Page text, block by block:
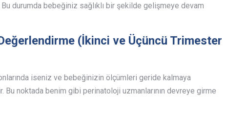
Bu durumda bebeğiniz sağlıklı bir şekilde gelişmeye devam
(İkinci ve Üçüncü Trimester
iseniz ve bebeğinizin ölçümleri geride kalmaya
Bu noktada benim gibi perinatoloji uzmanlarının devreye girme